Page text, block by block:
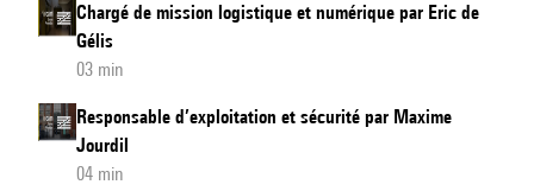
Chargé de mission logistique et numérique par Eric de
Gélis
03 min
Responsable d’exploitation et sécurité par Maxime
Jourdil
04 min